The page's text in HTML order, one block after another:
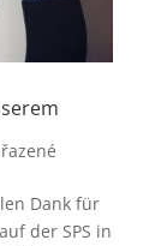
Dank für
der SPS in